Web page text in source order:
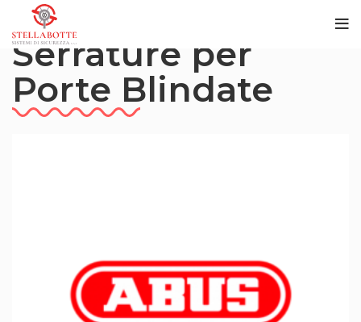
Serrature per
Porte Blindate